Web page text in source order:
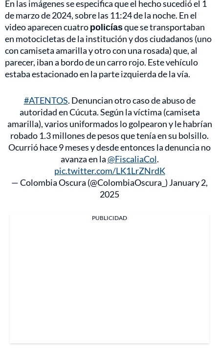
En las imágenes se especifica que el hecho sucedió el 1
de marzo de 2024, sobre las 11:24 de la noche. En el
video aparecen cuatropolicíasque se transportaban
en motocicletas de la institución y dos ciudadanos (uno
con camiseta amarilla y otro con una rosada) que, al
parecer, iban a bordo de un carro rojo. Este vehículo
estaba estacionado en la parte izquierda de la vía.
#ATENTOS. Denuncian otro caso de abuso de
autoridad en Cúcuta. Según la víctima (camiseta
amarilla), varios uniformados lo golpearon y le habrían
robado 1.3 millones de pesos que tenía en su bolsillo.
Ocurrió hace 9 meses y desde entonces la denuncia no
avanza en la@FiscaliaCol.
pic.twitter.com/LK1LrZNrdK
— Colombia Oscura (@ColombiaOscura_) January 2,
2025
PUBLICIDAD